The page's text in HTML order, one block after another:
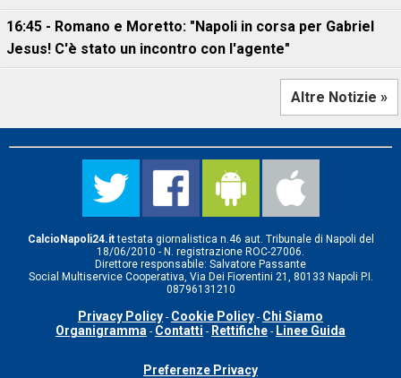
16:45 - Romano e Moretto: "Napoli in corsa per Gabriel
Jesus! C'è stato un incontro con l'agente"
Altre Notizie »
CalcioNapoli24.ittestata giornalistica n.46 aut. Tribunale di Napoli del
18/06/2010 - N. registrazione ROC-27006.
Direttore responsabile: Salvatore Passante
Social Multiservice Cooperativa, Via Dei Fiorentini 21, 80133 Napoli P.I.
08796131210
Privacy Policy - Cookie Policy - Chi Siamo
Organigramma - Contatti - Rettifiche - Linee Guida
Preferenze Privacy